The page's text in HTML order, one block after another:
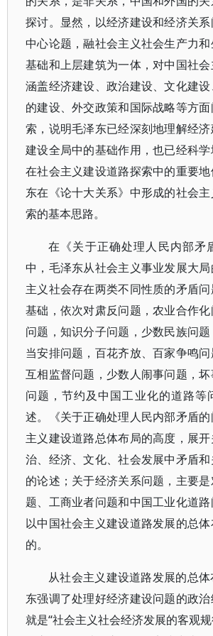
探讨。显然，以经济建设和经济关
中心论题，融社会主义社会生产力
基础和上层建筑为一体，对中国社
涵盖经济建设、政治建设、文化建
的建设、外交政策和国际战略等方
索，说明毛泽东已经深刻地理解经
建设全局中的基础作用，也已经科
在社会主义建设道路探索中的重要
东在《论十大关系》中形成的社会
索的基本思路。
在《关于正确处理人民内部矛
中，毛泽东从社会主义事业发展大
主义社会存在两类不同性质的矛盾
基础，依次对肃反问题，农业合作
问题，知识分子问题，少数民族问
当安排问题，百花齐放、百家争鸣问
互相监督问题，少数人闹事问题，
问题，节约及中国工业化的道路等
述。《关于正确处理人民内部矛盾
主义建设道路总体布局的高度，展
治、经济、文化、社会发展中矛盾
的论述；关于经济关系问题，主要
题、工商业者问题和中国工业化道
以中国社会主义建设道路发展的总
的。
从社会主义建设道路发展的总
东强调了处理好经济建设问题的政
就是“社会主义社会经济发展的客观